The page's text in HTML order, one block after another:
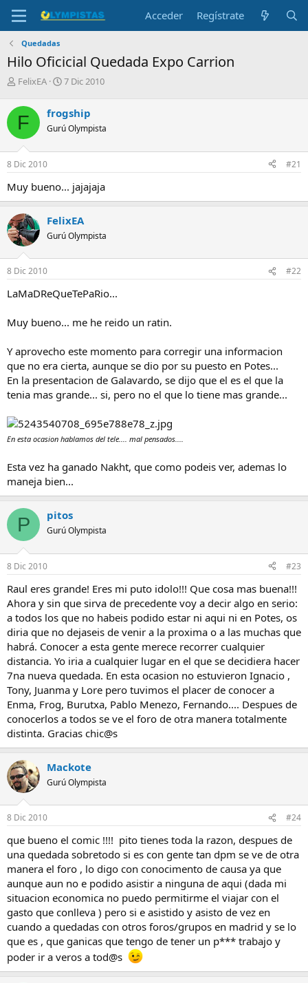
Acceder Regístrate
Quedadas
Hilo Oficicial Quedada Expo Carrion
I
i
c
i
a
d
o
d
e
l
t
e
m
a
FelixEA
F
h
a
e
i
c
i
o
7 Dic 2010
F frogship
Gurú Olympista
8 Dic 2010 #21
Muy bueno... jajajaja
FelixEA
Gurú Olympista
8 Dic 2010 #22
LaMaDReQueTePaRio...
Muy bueno... me he reido un ratin.
Y aprovecho este momento para corregir una informacion
que no era cierta, aunque se dio por su puesto en Potes...
En la presentacion de Galavardo, se dijo que el es el que la
tenia mas grande... si, pero no el que lo tiene mas grande...
En esta ocasion hablamos del tele.... mal pensados....
Esta vez ha ganado Nakht, que como podeis ver, ademas lo
maneja bien...
P pitos
Gurú Olympista
8 Dic 2010 #23
Raul eres grande! Eres mi puto idolo!!! Que cosa mas buena!!!
Ahora y sin que sirva de precedente voy a decir algo en serio:
a todos los que no habeis podido estar ni aqui ni en Potes, os
diria que no dejaseis de venir a la proxima o a las muchas que
habrá. Conocer a esta gente merece recorrer cualquier
distancia. Yo iria a cualquier lugar en el que se decidiera hacer
7na nueva quedada. En esta ocasion no estuvieron Ignacio ,
Tony, Juanma y Lore pero tuvimos el placer de conocer a
Enma, Frog, Burutxa, Pablo Menezo, Fernando.... Despues de
conocerlos a todos se ve el foro de otra manera totalmente
distinta. Gracias chic@s
Mackote
Gurú Olympista
8 Dic 2010 #24
que bueno el comic !!!! pito tienes toda la razon, despues de
una quedada sobretodo si es con gente tan dpm se ve de otra
manera el foro , lo digo con conocimento de causa ya que
aunque aun no e podido asistir a ninguna de aqui (dada mi
situacion economica no puedo permitirme el viajar con el
gasto que conlleva ) pero si e asistido y asisto de vez en
cuando a quedadas con otros foros/grupos en madrid y se lo
que es , que ganicas que tengo de tener un p*** trabajo y
poder ir a veros a tod@s